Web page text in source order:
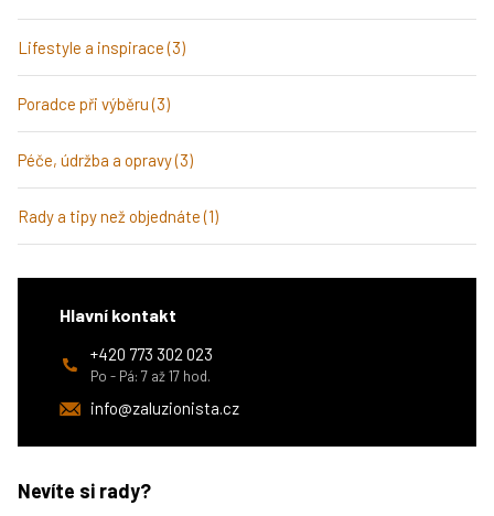
Lifestyle a inspirace (3)
Poradce při výběru (3)
Péče, údržba a opravy (3)
Rady a tipy než objednáte (1)
Hlavní kontakt
+420 773 302 023
Po - Pá: 7 až 17 hod.
info@zaluzionista.cz
Nevíte si rady?